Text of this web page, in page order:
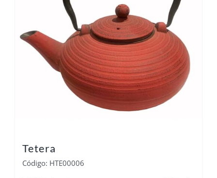
Tetera
Código: HTE00006